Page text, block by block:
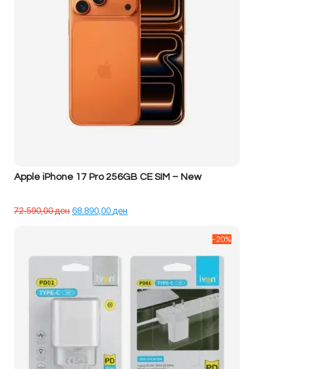
Apple iPhone 17 Pro 256GB CE SIM – New
72.590,00денÇmimi
68.890,00ден
68.890,00 ден.
-20%